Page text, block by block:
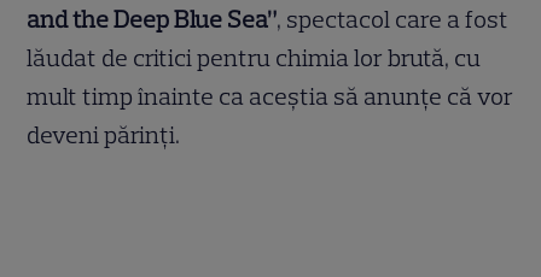
and the Deep Blue Sea”, spectacol care a fost
lăudat de critici pentru chimia lor brută, cu
mult timp înainte ca aceștia să anunțe că vor
deveni părinți.